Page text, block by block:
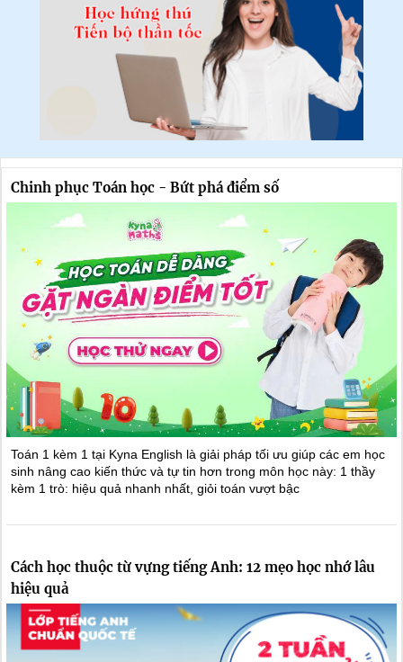
Chinh phục Toán học - Bứt phá điểm số
Toán 1 kèm 1 tại Kyna English là giải pháp tối ưu giúp các em học
sinh nâng cao kiến thức và tự tin hơn trong môn học này: 1 thầy
kèm 1 trò: hiệu quả nhanh nhất, giỏi toán vượt bậc
Cách học thuộc từ vựng tiếng Anh: 12 mẹo học nhớ lâu
hiệu quả